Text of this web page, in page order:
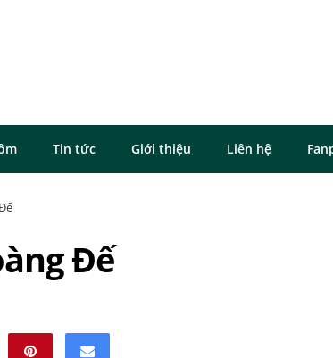
Tin tức Giới thiệu Liên hệ
Đế